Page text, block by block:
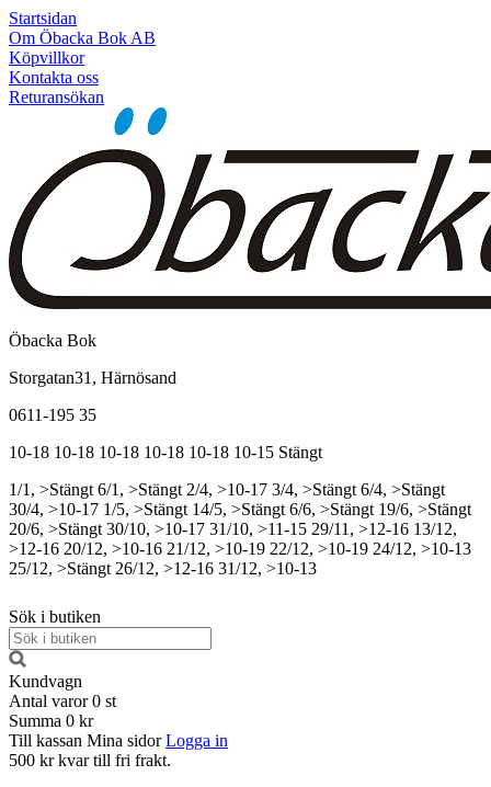
Startsidan
Om Öbacka Bok AB
Köpvillkor
Kontakta oss
Returansökan
Öbacka Bok
Storgatan31, Härnösand
0611-195 35
10-18 10-18 10-18 10-18 10-18 10-15 Stängt
1/1, >Stängt 6/1, >Stängt 2/4, >10-17 3/4, >Stängt 6/4, >Stängt
30/4, >10-17 1/5, >Stängt 14/5, >Stängt 6/6, >Stängt 19/6, >Stängt
20/6, >Stängt 30/10, >10-17 31/10, >11-15 29/11, >12-16 13/12,
>12-16 20/12, >10-16 21/12, >10-19 22/12, >10-19 24/12, >10-13
25/12, >Stängt 26/12, >12-16 31/12, >10-13
Sök i butiken
Kundvagn
Antal varor 0 st
Summa 0 kr
Till kassan Mina sidor Logga in
500 kr kvar till fri frakt.